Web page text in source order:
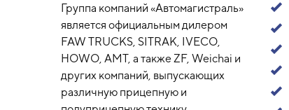
Группа компаний «Автомагистраль»
является официальным дилером
FAW TRUCKS, SITRAK, IVECO,
HOWO, AMT, а также ZF, Weichai и
других компаний, выпускающих
различную прицепную и